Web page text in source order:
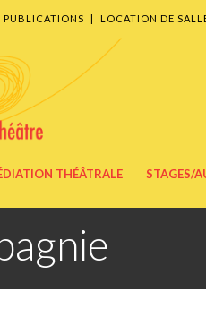
PUBLICATIONS | LOCATION DE
THÉÂTRALE STAGES/